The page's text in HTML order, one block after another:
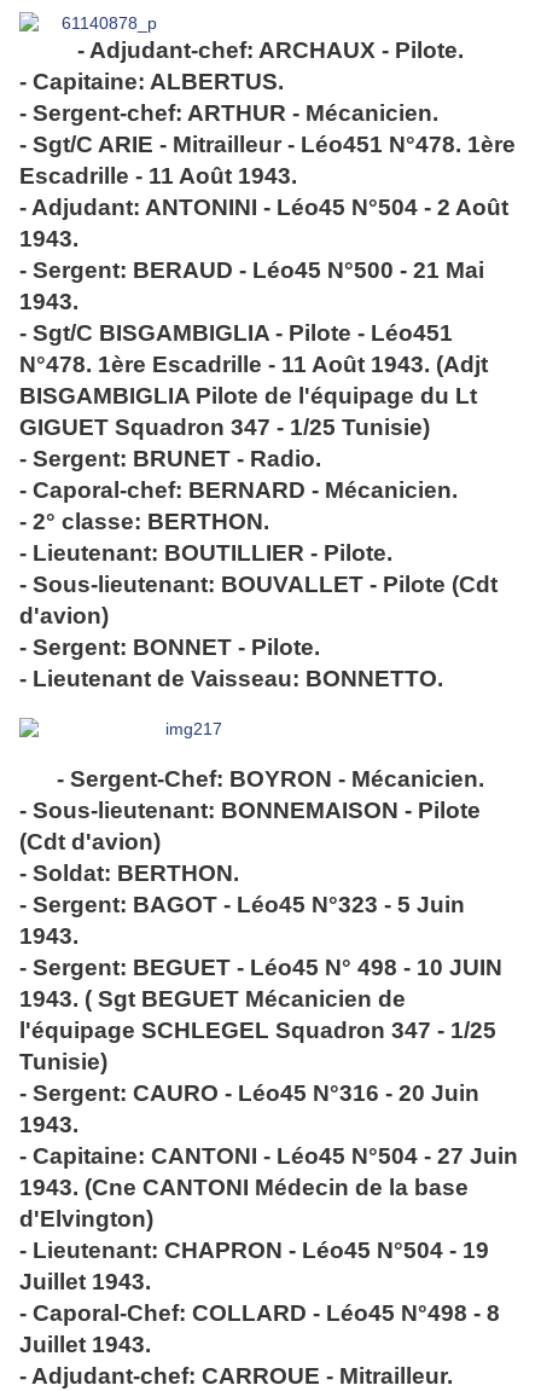
- Adjudant-chef: ARCHAUX - Pilote.
- Capitaine: ALBERTUS.
- Sergent-chef: ARTHUR - Mécanicien.
- Sgt/C ARIE - Mitrailleur - Léo451 N°478. 1ère
Escadrille - 11 Août 1943.
- Adjudant: ANTONINI - Léo45 N°504 - 2 Août
1943.
- Sergent: BERAUD - Léo45 N°500 - 21 Mai
1943.
- Sgt/C BISGAMBIGLIA - Pilote - Léo451
N°478. 1ère Escadrille - 11 Août 1943. (Adjt
BISGAMBIGLIA Pilote de l'équipage du Lt
GIGUET Squadron 347 - 1/25 Tunisie)
- Sergent: BRUNET - Radio.
- Caporal-chef: BERNARD - Mécanicien.
- 2° classe: BERTHON.
- Lieutenant: BOUTILLIER - Pilote.
- Sous-lieutenant: BOUVALLET - Pilote (Cdt
d'avion)
- Sergent: BONNET - Pilote.
- Lieutenant de Vaisseau: BONNETTO.
- Sergent-Chef: BOYRON - Mécanicien.
- Sous-lieutenant: BONNEMAISON - Pilote
(Cdt d'avion)
- Soldat: BERTHON.
- Sergent: BAGOT - Léo45 N°323 - 5 Juin
1943.
- Sergent: BEGUET - Léo45 N° 498 - 10 JUIN
1943. ( Sgt BEGUET Mécanicien de
l'équipage SCHLEGEL Squadron 347 - 1/25
Tunisie)
- Sergent: CAURO - Léo45 N°316 - 20 Juin
1943.
- Capitaine: CANTONI - Léo45 N°504 - 27 Juin
1943. (Cne CANTONI Médecin de la base
d'Elvington)
- Lieutenant: CHAPRON - Léo45 N°504 - 19
Juillet 1943.
- Caporal-Chef: COLLARD - Léo45 N°498 - 8
Juillet 1943.
- Adjudant-chef: CARROUE - Mitrailleur.